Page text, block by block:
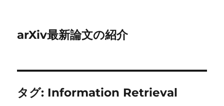
arXiv最新論文の紹介
タグ: Information Retrieval